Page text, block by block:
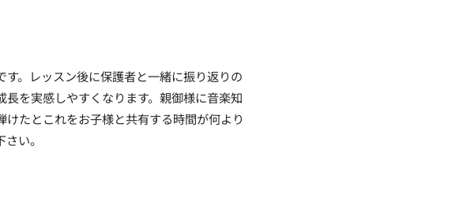
。レッスン後に保護者と一緒に振り返りの
を実感しやすくなります。 親御様に音楽知
たとこれをお子様と共有する時間が何より
い。